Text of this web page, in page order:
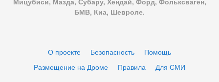
Мицубиси, Мазда, Субару, Хендай, Форд, Фольксваген,
БМВ, Киа, Шевроле.
О проекте Безопасность
Помощь
Размещение на Дроме
Правила Для СМИ